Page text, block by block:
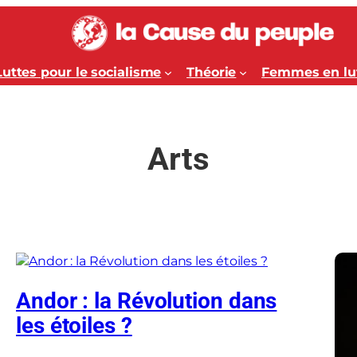
pour le socialisme Théorie Femmes en
Arts
Andor : la Révolution dans
les étoiles ?